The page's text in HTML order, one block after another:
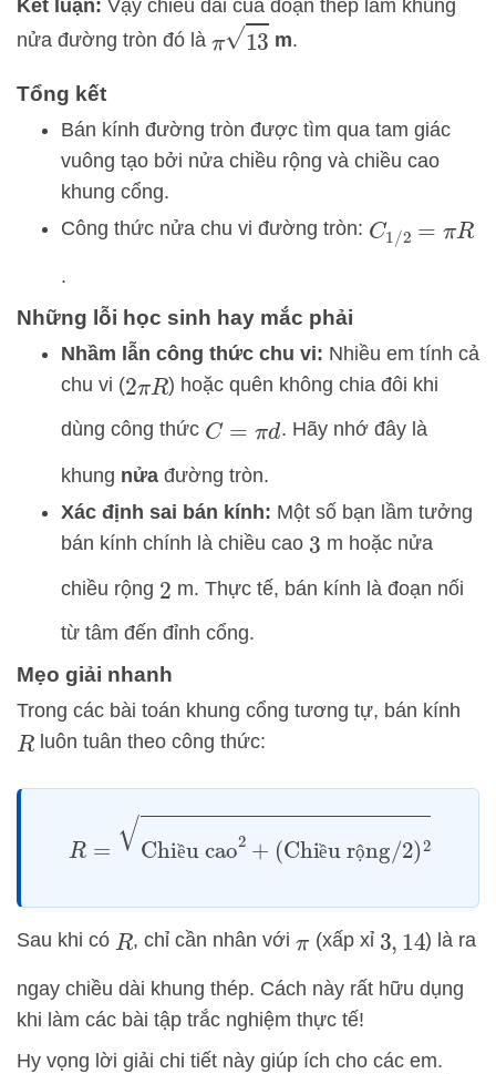
Kết luận: Vậy chiều dài của đoạn thép làm khung
nửa đường tròn đó là π13 m.
Tổng kết
Bán kính đường tròn được tìm qua tam giác
vuông tạo bởi nửa chiều rộng và chiều cao
khung cổng.
Công thức nửa chu vi đường tròn: C1/2=πR
.
Những lỗi học sinh hay mắc phải
Nhầm lẫn công thức chu vi: Nhiều em tính cả
chu vi (2πR) hoặc quên không chia đôi khi
dùng công thức C =π d . Hãy nhớ đây là
khung nửa đường tròn.
Xác định sai bán kính: Một số bạn lầm tưởng
bán kính chính là chiều cao 3 m hoặc nửa
chiều rộng 2 m. Thực tế, bán kính là đoạn nối
từ tâm đến đỉnh cổng.
Mẹo giải nhanh
Trong các bài toán khung cổng tương tự, bán kính
R luôn tuân theo công thức:
ề ề ộ
Chiều cao +
Sau khi có R, chỉ cần nhân vớiπ(xấp xỉ 3, 14) là ra
ngay chiều dài khung thép. Cách này rất hữu dụng
khi làm các bài tập trắc nghiệm thực tế!
Hy vọng lời giải chi tiết này giúp ích cho các em.